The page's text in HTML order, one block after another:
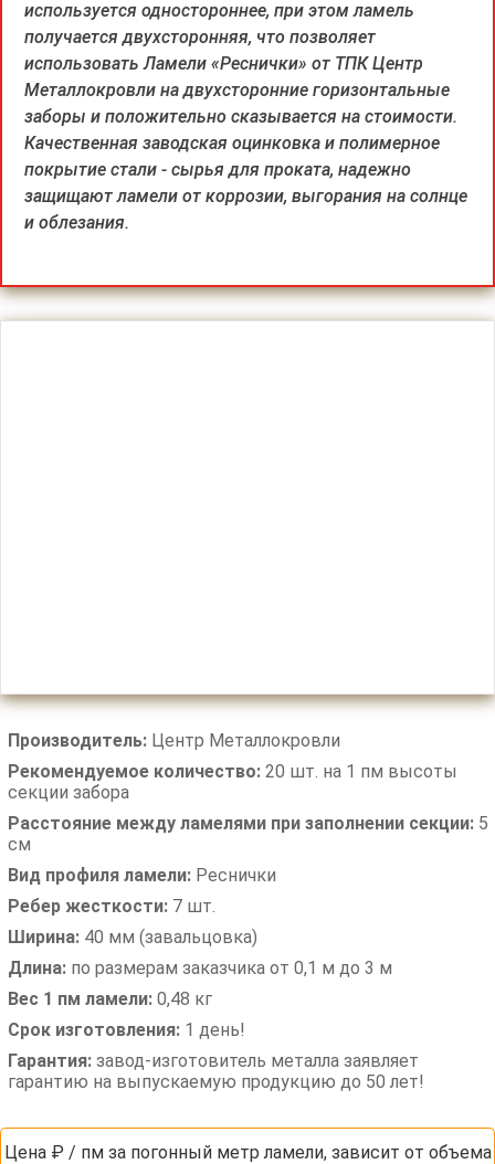
используется одностороннее, при этом ламель
получается двухсторонняя, что позволяет
использовать Ламели «Реснички» от ТПК Центр
Металлокровли на двухсторонние горизонтальные
заборы и положительно сказывается на стоимости.
Качественная заводская оцинковка и полимерное
покрытие стали - сырья для проката, надежно
защищают ламели от коррозии, выгорания на солнце
и облезания.
Производитель: Центр Металлокровли
Рекомендуемое количество: 20 шт. на 1 пм высоты
секции забора
Расстояние между ламелями при заполнении секции: 5
см
Вид профиля ламели: Реснички
Ребер жесткости: 7 шт.
Ширина: 40 мм (завальцовка)
Длина: по размерам заказчика от 0,1 м до 3 м
Вес 1 пм ламели: 0,48 кг
Срок изготовления: 1 день!
Гарантия: завод-изготовитель металла заявляет
гарантию на выпускаемую продукцию до 50 лет!
Цена ₽ / пм за погонный метр ламели, зависит от объема